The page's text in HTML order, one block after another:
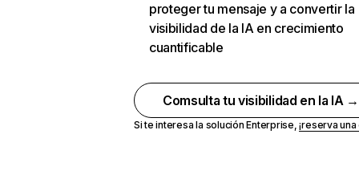
proteger tu mensaje y a convertir la
visibilidad de la IA en crecimiento
cuantificable
Comsulta tu visibilidad en la IA →
Si te interesa la solución Enterprise,¡reserva